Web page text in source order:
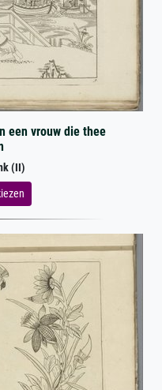
een vrouw die thee
(II)